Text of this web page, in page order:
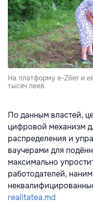
На платформу e-Zilier и
тысяч леев.
По данным властей,
цифровой механизм
распределения и
ваучерами для
максимально
работодателей,
realitatea.md